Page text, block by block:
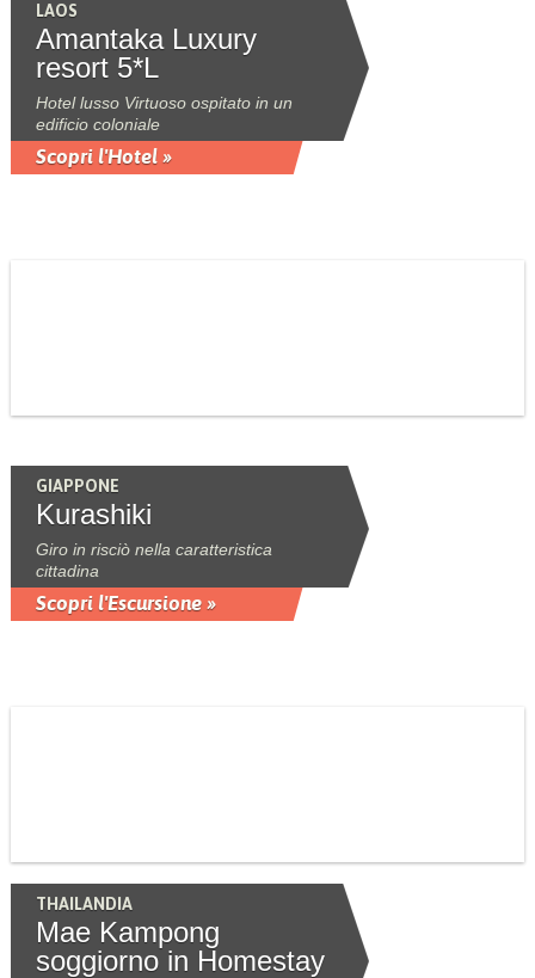
LAOS
Amantaka Luxury
resort 5*L
Hotel lusso Virtuoso ospitato in un
edificio coloniale
Scopri l'Hotel »
GIAPPONE
Kurashiki
Giro in risciò nella caratteristica
cittadina
Scopri l'Escursione »
THAILANDIA
Mae Kampong
soggiorno in Homestay